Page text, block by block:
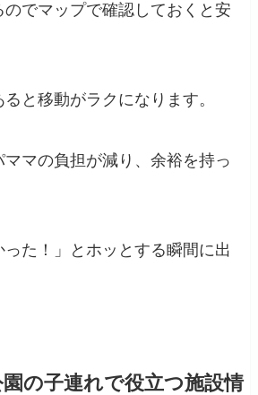
でマップで確認しておくと安
と移動がラクになります。
マの負担が減り、余裕を持っ
った！」とホッとする瞬間に出
の子連れで役立つ施設情